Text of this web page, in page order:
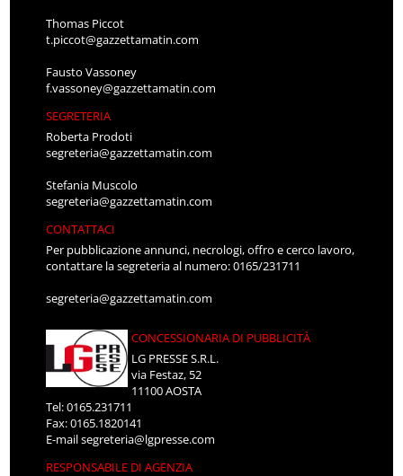
Thomas Piccot
t.piccot@gazzettamatin.com
Fausto Vassoney
f.vassoney@gazzettamatin.com
SEGRETERIA
Roberta Prodoti
segreteria@gazzettamatin.com
Stefania Muscolo
segreteria@gazzettamatin.com
CONTATTACI
Per pubblicazione annunci, necrologi, offro e cerco lavoro,
contattare la segreteria al numero: 0165/231711
segreteria@gazzettamatin.com
CONCESSIONARIA DI PUBBLICITÀ
LG PRESSE S.R.L.
via Festaz, 52
11100 AOSTA
Tel: 0165.231711
Fax: 0165.1820141
E-mailsegreteria@lgpresse.com
RESPONSABILE DI AGENZIA